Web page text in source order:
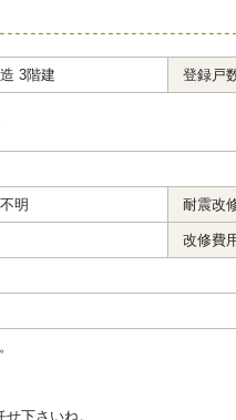
3階建 登録戸
明 耐震改
改修費
下さいね。